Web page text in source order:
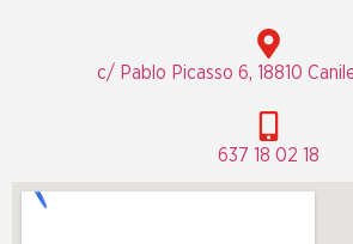
c/ Pablo Picasso 6, 18810
637 18 02 18